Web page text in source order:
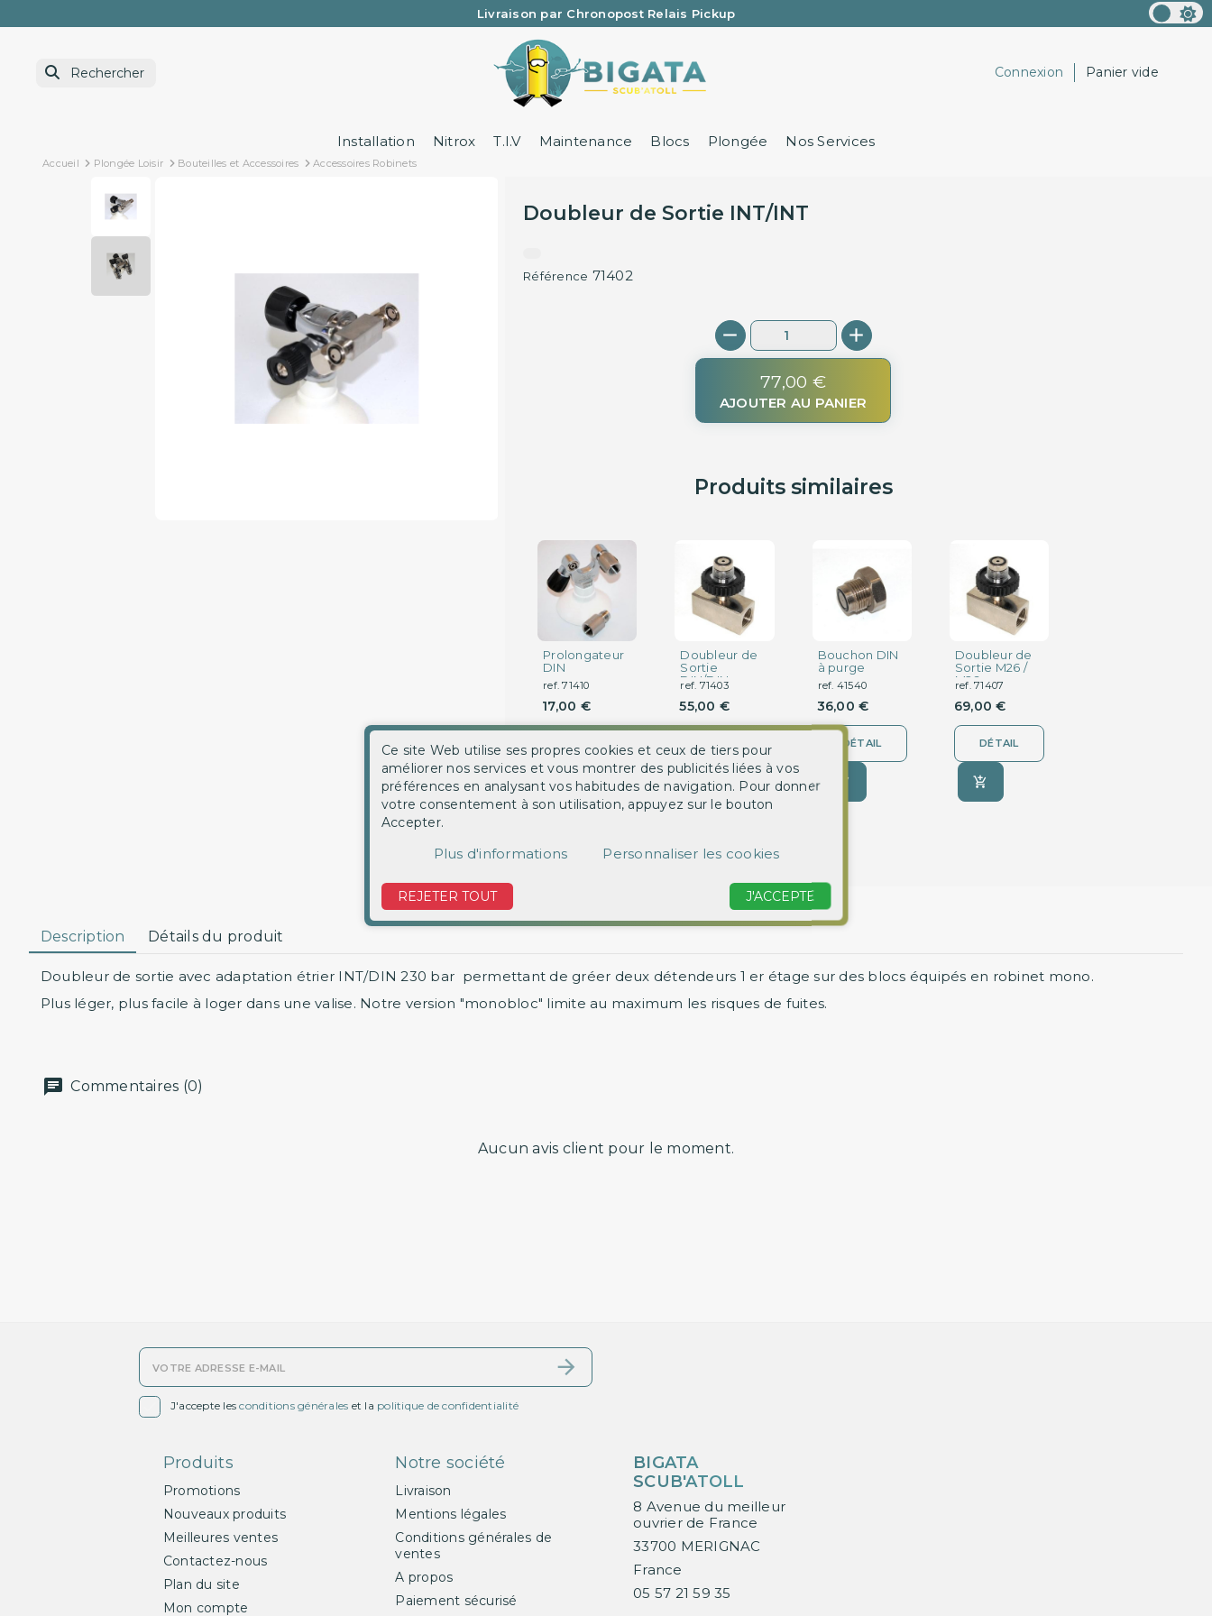
Livraison par Chronopost Relais Pickup
Une question ? Un renseignement ? 05 57 21 59 35
Connexion Panier vide
Installation Nitrox T.I.V Maintenance Blocs Plongée Nos Services
Accueil Plongée Loisir Bouteilles et Accessoires Accessoires Robinets
Doubleur de Sortie INT/INT
Référence 71402
77,00 €
AJOUTER AU PANIER
Produits similaires
Prolongateur
DIN
ref. 71410
17,00 €
Doubleur de
Sortie
DIN/DIN
ref. 71403
55,00 €
DÉTAIL
Bouchon DIN
à purge
ref. 41540
36,00 €
DÉTAIL
Doubleur de
Sortie M26 /
M26
ref. 71407
69,00 €
DÉTAIL
Description Détails du produit
Doubleur de sortie avec adaptation étrier INT/DIN 230 bar permettant de gréer deux détendeurs 1 er étage sur des blocs équipés en robinet mono.
Plus léger, plus facile à loger dans une valise. Notre version "monobloc" limite au maximum les risques de fuites.
Commentaires (0)
Aucun avis client pour le moment.
J'accepte lesconditions générales et la politique de confidentialité
Produits
Promotions
Nouveaux produits
Meilleures ventes
Contactez-nous
Plan du site
Mon compte
Notre société
Livraison
Mentions légales
Conditions générales de
ventes
A propos
Paiement sécurisé
BIGATA
SCUB'ATOLL
8 Avenue du meilleur
ouvrier de France
33700 MERIGNAC
France
05 57 21 59 35
Ce site Web utilise ses propres cookies et ceux de tiers pour
améliorer nos services et vous montrer des publicités liées à vos
préférences en analysant vos habitudes de navigation. Pour donner
votre consentement à son utilisation, appuyez sur le bouton
Accepter.
Plus d'informations Personnaliser les cookies
REJETER TOUT J'ACCEPTE